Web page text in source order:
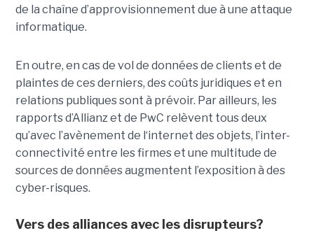
de la chaîne d’approvisionnement due à une attaque
informatique.
En outre, en cas de vol de données de clients et de
plaintes de ces derniers, des coûts juridiques et en
relations publiques sont à prévoir. Par ailleurs, les
rapports d’Allianz et de PwC relèvent tous deux
qu’avec l’avènement de l‘internet des objets, l’inter-
connectivité entre les firmes et une multitude de
sources de données augmentent l’exposition à des
cyber-risques.
Vers des alliances avec les disrupteurs?